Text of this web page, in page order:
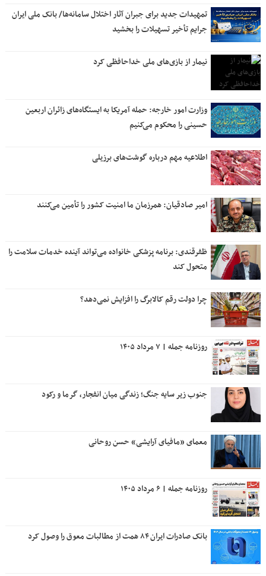
تمهیدات جدید برای جبران آثار اختلال سامانه‌ها/ بانک ملی ایران
جرایم تأخیر تسهیلات را بخشید
نیمار از بازی‌های ملی خداحافظی کرد
وزارت امور خارجه: حمله آمریکا به ایستگاه‌های زائران اربعین
حسینی را محکوم می‌کنیم
اطلاعیه مهم درباره گوشت‌های برزیلی
امیر صادقیان: همرزمان ما امنیت کشور را تأمین می‌کنند
ظفرقندی: برنامه پزشکی خانواده می‌تواند آینده خدمات سلامت را
متحول کند
چرا دولت رقم کالابرگ را افزایش نمی‌دهد؟
روزنامه جمله | ۷ مرداد ۱۴۰۵
جنوب زیر سایه جنگ؛ زندگی میان انفجار، گرما و رکود
معمای «مافیای آرایشی» حسن روحانی
روزنامه جمله | ۶ مرداد ۱۴۰۵
بانک صادرات ایران ۸۴ همت از مطالبات معوق را وصول کرد